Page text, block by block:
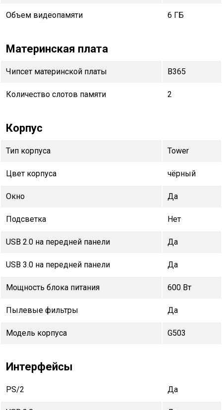
Объем видеопамяти 6 ГБ
Материнская плата
Чипсет материнской платы B365
Количество слотов памяти 2
Корпус
Тип корпуса Tower
Цвет корпуса чёрный
Окно Да
Подсветка Нет
USB 2.0 на передней панели Да
USB 3.0 на передней панели Да
Мощность блока питания 600 Вт
Пылевые фильтры Да
Модель корпуса G503
Интерфейсы
PS/2 Да